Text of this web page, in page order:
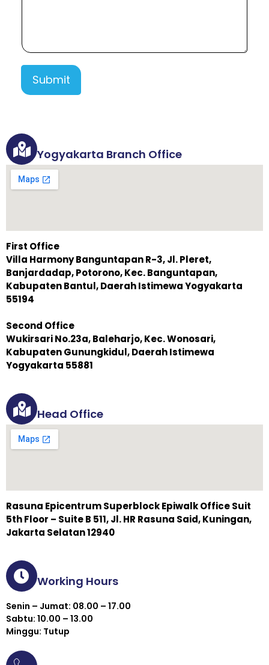
Submit
Yogyakarta Branch Office
First Office
Villa Harmony Banguntapan R-3, Jl. Pleret,
Banjardadap, Potorono, Kec. Banguntapan,
Kabupaten Bantul, Daerah Istimewa Yogyakarta
55194
Second Office
Wukirsari No.23a, Baleharjo, Kec. Wonosari,
Kabupaten Gunungkidul, Daerah Istimewa
Yogyakarta 55881
Head Office
Rasuna Epicentrum Superblock Epiwalk Office Suit
5th Floor – Suite B 511, Jl. HR Rasuna Said, Kuningan,
Jakarta Selatan 12940
Working Hours
Senin – Jumat: 08.00 – 17.00
Sabtu: 10.00 – 13.00
Minggu: Tutup